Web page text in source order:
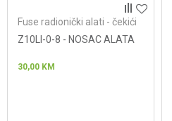
Fuse radionički alati - čekići
Z10LI-0-8 - NOSAC ALATA
30,00 KM